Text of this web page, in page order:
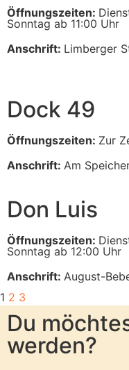
Öffnungszeiten:
Sonntag ab 11:00 Uhr
Anschrift: Limberger
Dock 49
Öffnungszeiten: Zur
Anschrift: Am
Don Luis
Öffnungszeiten:
Sonntag ab 12:00 Uhr
Anschrift: August-
1 2 3
Du
werden?